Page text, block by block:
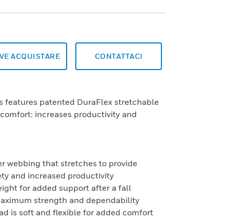
ACQUISTARE CONTATTACI
features patented DuraFlex stretchable
increases productivity and
webbing that stretches to provide
and increased productivity
for added support after a fall
strength and dependability
is soft and flexible for added comfort